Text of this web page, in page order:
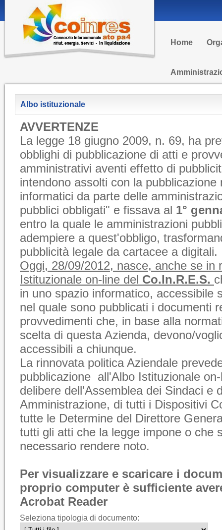
Home
Albo istituzionale
AVVERTENZE
La legge 18 giugno 2009, n. 69, ha
obblighi di pubblicazione di atti e
amministrativi aventi effetto di
intendono assolti con la pubblicazione
informatici da parte delle
pubblici obbligati" e fissava al 1°
entro la quale le amministrazioni
adempiere a quest'obbligo,
pubblicità legale da cartacee a digitali.
Oggi, 28/09/2012, nasce, anche se in
Istituzionale on-line del Co.In.R.E.S.
in uno spazio informatico, accessibile
nel quale sono pubblicati i documenti
provvedimenti che, in base alla
scelta di questa Azienda, devono/
accessibili a chiunque.
La rinnovata politica Aziendale
pubblicazione all'Albo Istituzionale
delibere dell'Assemblea dei Sindaci e
Amministrazione, di tutti i Dispositivi
tutte le Determine del Direttore
tutti gli atti che la legge impone o che
necessario rendere noto.
Per visualizzare e scaricare i
proprio computer è sufficiente
Acrobat Reader
Seleziona tipologia di documento: